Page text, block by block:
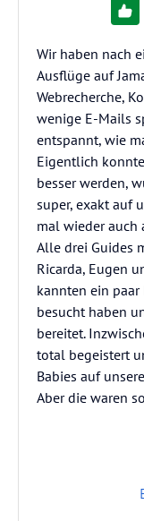
Wir haben nach
Ausflüge auf
Webrecherche,
wenige E-Mails
entspannt, wie
Eigentlich
besser werden,
super, exakt auf
mal wieder auch
Alle drei Guides
Ricarda, Eugen
kannten ein
besucht haben
bereitet.
total begeistert
Babies auf
Aber die waren